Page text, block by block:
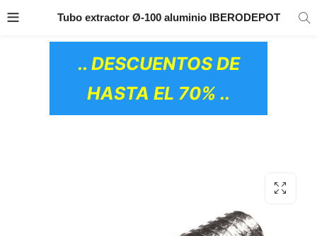
PRODUCTOS
.. DESCUENTOS DE
HASTA EL 70% ..
Tubo extractor Ø-100 aluminio IBERODEPOT